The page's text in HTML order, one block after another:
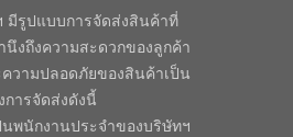
มีรูปแบบการจัดส่งสินค้าที่
นึงถึงความสะดวกของลูกค้า
ความปลอดภัยของสินค้าเป็น
ารจัดส่งดังนี้
นพนักงานประจำของบริษัทฯ